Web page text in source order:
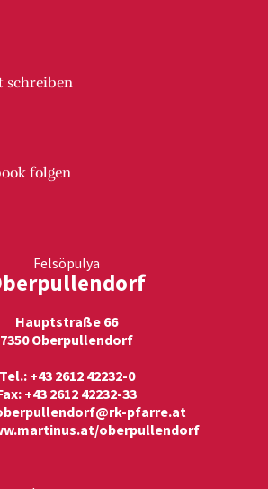
schreiben
folgen
Felsöpulya
Hauptstraße 66
7350 Oberpullendorf
Tel.: +43 2612 42232-0
+43 2612 42232-33
pfarre.at
oberpullendorf